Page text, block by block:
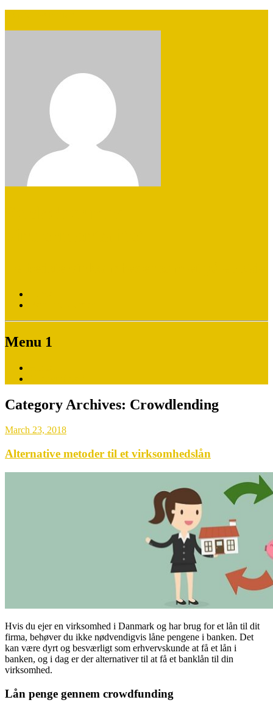
Menu 1
Category Archives: Crowdlending
March 23, 2018
Alternative metoder til et virksomhedslån
Hvis du ejer en virksomhed i Danmark og har brug for et lån til dit
firma, behøver du ikke nødvendigvis låne pengene i banken. Det
kan være dyrt og besværligt som erhvervskunde at få et lån i
banken, og i dag er der alternativer til at få et banklån til din
virksomhed.
Lån penge gennem crowdfunding